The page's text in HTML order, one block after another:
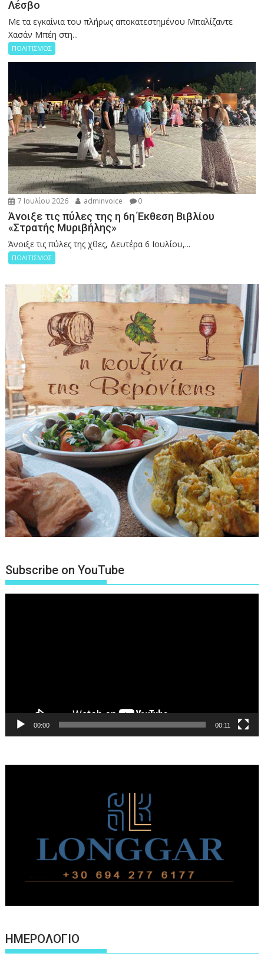
Λέσβο
Με τα εγκαίνια του πλήρως αποκατεστημένου Μπαλίζαντε
Χασάν Μπέη στη...
ΠΟΛΙΤΙΣΜΟΣ
7 Ιουλίου 2026 adminvoice 0
Άνοιξε τις πύλες της η 6η Έκθεση Βιβλίου
«Στρατής Μυριβήλης»
Άνοιξε τις πύλες της χθες, Δευτέρα 6 Ιουλίου,...
ΠΟΛΙΤΙΣΜΟΣ
Subscribe on YouTube
00:00 00:11
ΗΜΕΡΟΛΟΓΙΟ